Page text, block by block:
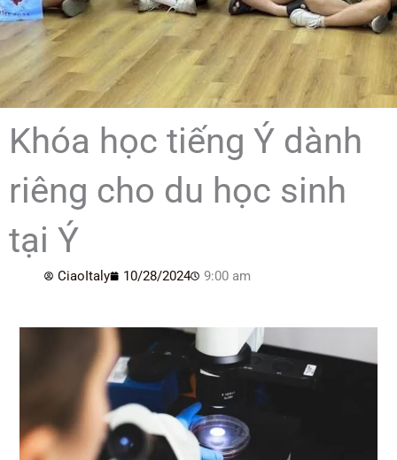
Khóa học tiếng Ý dành
riêng cho du học sinh
tại Ý
CiaoItaly 10/28/2024 9:00 am